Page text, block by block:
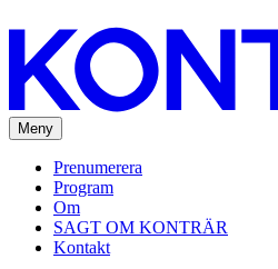
Meny
Prenumerera
Program
Om
SAGT OM KONTRÄR
Kontakt